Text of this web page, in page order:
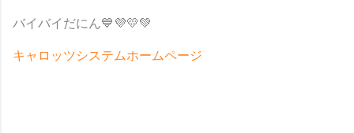
バイバイだにん💙💜💛💚
キャロッツシステムホームページ